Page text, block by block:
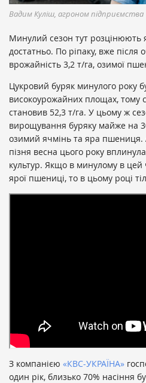
Вадим Куліш, агроном підприємства
Минулий сезон тут розцінюють
достатньо. По ріпаку, вже
врожайність 3,2 т/га, озимої
Цукровий буряк минулого року
високоурожайних площах, тому
становив 52,3 т/га. У цьому ж
вирощування буряку майже на
озимий ячмінь та яра пшениця.
пізня весна цього року
культур. Якщо в минулому в цей
ярої пшениці, то в цьому році
З компанією «КВС-УКРАЇНА»
один рік, близько 70% насіння